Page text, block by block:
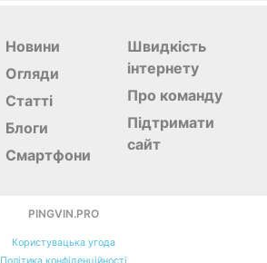
Новини
Огляди
Статті
Блоги
Смартфони
Швидкість
інтернету
Про команду
Підтримати
сайт
PINGVIN.PRO
Користувацька угода